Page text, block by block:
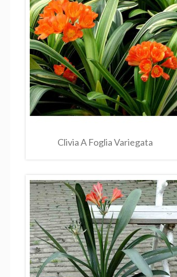
Clivia A Foglia Variegata